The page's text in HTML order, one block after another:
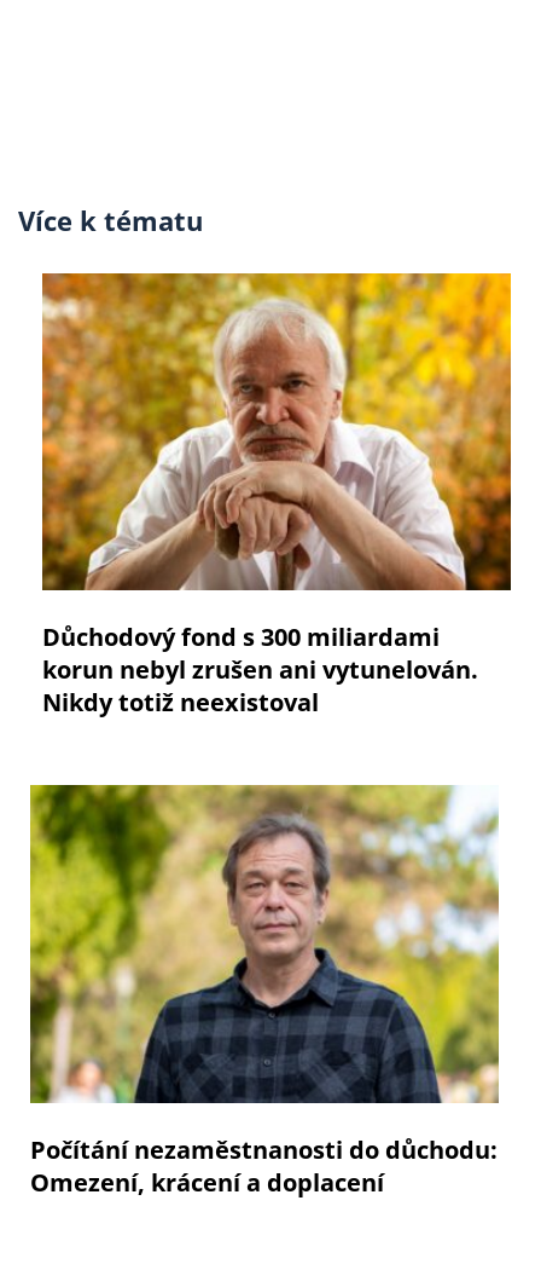
Více k tématu
Důchodový fond s 300 miliardami
korun nebyl zrušen ani vytunelován.
Nikdy totiž neexistoval
Počítání nezaměstnanosti do důchodu:
Omezení, krácení a doplacení